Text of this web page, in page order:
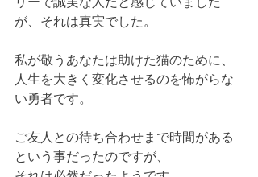
が、それは真実でした。
私が敬うあなたは助けた猫のために、
人生を大きく変化させるのを怖がらな
い勇者です。
ご友人との待ち合わせまで時間がある
という事だったのですが、